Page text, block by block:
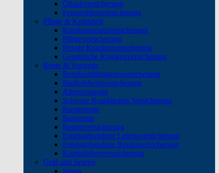
Öltankversicherung
Feuerrohbauversicherung
Pflege & Krankheit
Krankenzusatzversicherung
Pflegeversicherung
Private Krankenversicherung
Gesetzliche Krankenversicherung
Rente & Vorsorge
Berufs­unfähigkeitsversicherung
Risikolebensversicherung
Altersvorsorge
Schwere Krankheiten Versicherung
Riesterrente
Basisrente
Rentenversicherung
Fondsgebundene Lebensversicherung
Fondsgebundene Rentenversicherung
Kapitallebensversicherung
Geld und Sparen
Strom